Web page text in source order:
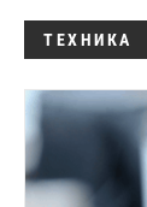
ТЕХНИКА